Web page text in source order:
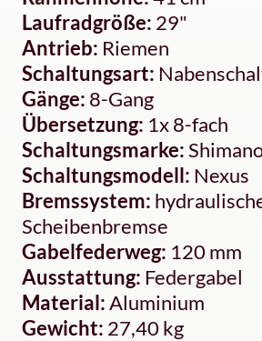
Laufradgröße: 29"
Antrieb: Riemen
Schaltungsart:
Gänge: 8-Gang
Übersetzung: 1x 8-fach
Schaltungsmarke:
Schaltungsmodell: Nexus
Bremssystem:
Scheibenbremse
Gabelfederweg: 120 mm
Ausstattung: Federgabel
Material:Aluminium
Gewicht: 27,40 kg